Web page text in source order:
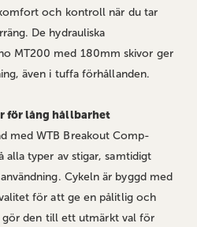
och kontroll när du tar
De hydrauliska
MT200 med 180mm skivor ger
även i tuffa förhållanden.
för lång hållbarhet
med WTB Breakout Comp-
alla typer av stigar, samtidigt
Cykeln är byggd med
för att ge en pålitlig och
gör den till ett utmärkt val för